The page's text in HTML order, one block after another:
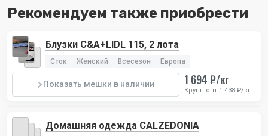
Рекомендуем также приобрести
Блузки C&A+LIDL 115, 2 лота
Сток Женский Всесезон Европа
Показать мешки в наличии 1 694 ₽/кг
Крупн.опт 1 438 ₽/кг
Домашняя одежда CALZEDONIA